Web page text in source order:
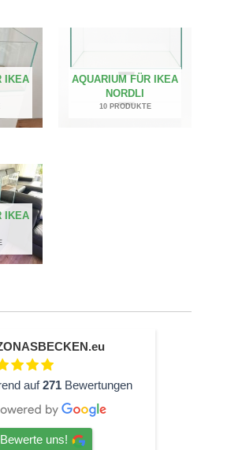
IKEA
AQUARIUM FÜR IKEA
NORDLI
10 PRODUKTE
IKEA
auf271 Bewertungen
Bewerte uns!